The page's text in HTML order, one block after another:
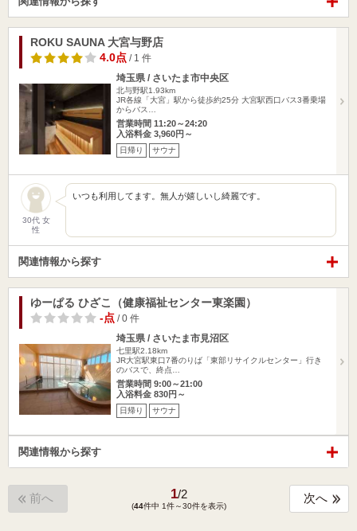
ROKU SAUNA 大宮与野店
4.0点 / 1 件
埼玉県 / さいたま市中央区
北与野駅1.93km
JR各線「大宮」駅から徒歩約25分 大宮駅西口バス3番乗場
からバス…
営業時間 11:20～24:20
入浴料金 3,960円～
日帰り サウナ
30代 女
性
いつも利用してます。無人が嬉しいし綺麗です。
関連情報から探す
ゆーぱる ひざこ（健康福祉センター東楽園）
-点 / 0 件
埼玉県 / さいたま市見沼区
七里駅2.18km
JR大宮駅東口7番のりば「東部リサイクルセンター」行き
のバスで、終点…
営業時間 9:00～21:00
入浴料金 830円～
日帰り サウナ
関連情報から探す
前へ 1/2
(44件中 1件～30件を表示)
次へ